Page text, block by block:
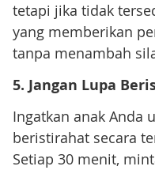
tetapi jika tidak
yang memberikan
tanpa menambah
5. Jangan Lupa
Ingatkan anak Anda
beristirahat secara
Setiap 30 menit,